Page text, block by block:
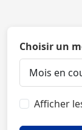
Choisir un
Afficher